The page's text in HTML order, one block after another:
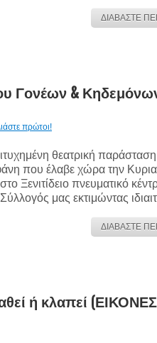
ΔΙΑΒΑΣΤΕ
Γονέων &
πρώτοι!
θεατρική
που έλαβε χώρα την
Ξενιτίδειο πνευματικό
μας εκτιμώντας
ΔΙΑΒΑΣΤΕ
ή κλαπεί